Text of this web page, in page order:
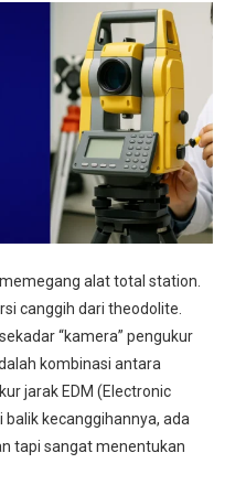
alat total station.
canggih dari theodolite.
“kamera” pengukur
kombinasi antara
jarak EDM (Electronic
balik kecanggihannya, ada
tapi sangat menentukan